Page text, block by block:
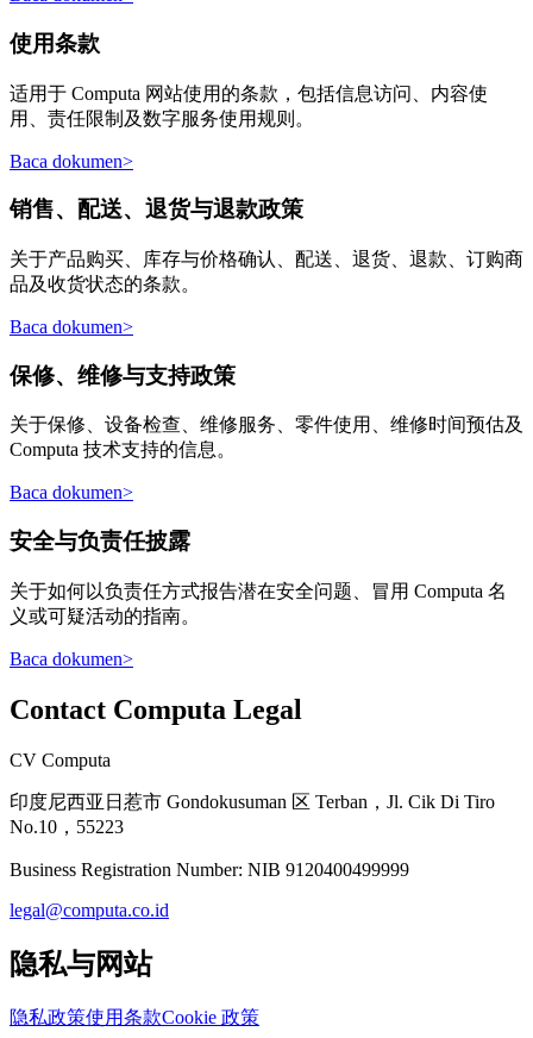
使用条款
适用于 Computa 网站使用的条款，包括信息访问、内容使
用、责任限制及数字服务使用规则。
Baca dokumen>
销售、配送、退货与退款政策
关于产品购买、库存与价格确认、配送、退货、退款、订购商
品及收货状态的条款。
Baca dokumen>
保修、维修与支持政策
关于保修、设备检查、维修服务、零件使用、维修时间预估及
Computa 技术支持的信息。
Baca dokumen>
安全与负责任披露
关于如何以负责任方式报告潜在安全问题、冒用 Computa 名
义或可疑活动的指南。
Baca dokumen>
Contact Computa Legal
CV Computa
印度尼西亚日惹市 Gondokusuman 区 Terban，Jl. Cik Di Tiro
No.10，55223
Business Registration Number: NIB 9120400499999
legal@computa.co.id
隐私与网站
隐私政策使用条款Cookie 政策